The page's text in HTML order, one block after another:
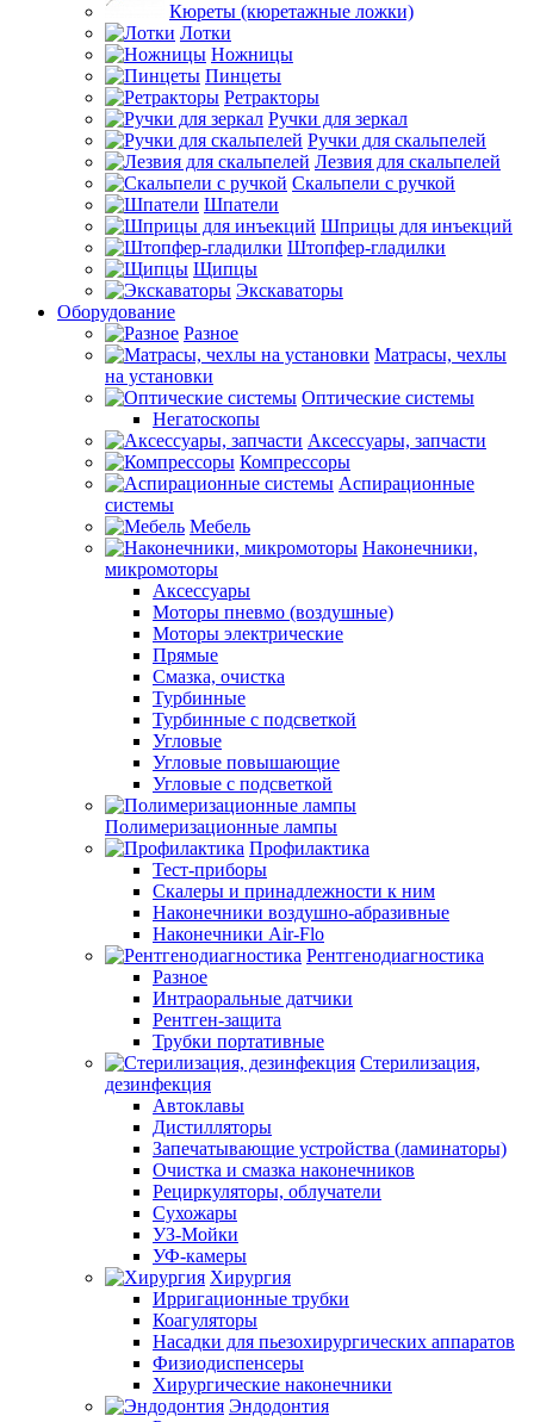
Кюреты (кюретажные ложки)
Лотки
Ножницы
Пинцеты
Ретракторы
Ручки для зеркал
Ручки для скальпелей
Лезвия для скальпелей
Скальпели с ручкой
Шпатели
Шприцы для инъекций
Штопфер-гладилки
Щипцы
Экскаваторы
Оборудование
Разное
Матрасы, чехлы
на установки
Оптические системы
Негатоскопы
Аксессуары, запчасти
Компрессоры
Аспирационные
системы
Мебель
Наконечники,
микромоторы
Аксессуары
Моторы пневмо (воздушные)
Моторы электрические
Прямые
Смазка, очистка
Турбинные
Турбинные с подсветкой
Угловые
Угловые повышающие
Угловые с подсветкой
Полимеризационные лампы
Профилактика
Тест-приборы
Скалеры и принадлежности к ним
Наконечники воздушно-абразивные
Наконечники Air-Flo
Рентгенодиагностика
Разное
Интраоральные датчики
Рентген-защита
Трубки портативные
Стерилизация,
дезинфекция
Автоклавы
Дистилляторы
Запечатывающие устройства (ламинаторы)
Очистка и смазка наконечников
Рециркуляторы, облучатели
Сухожары
УЗ-Мойки
УФ-камеры
Хирургия
Ирригационные трубки
Коагуляторы
Насадки для пьезохирургических аппаратов
Физиодиспенсеры
Хирургические наконечники
Эндодонтия